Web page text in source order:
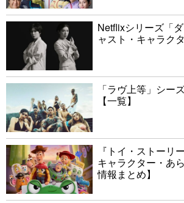
Netflixシリーズ「
ャスト・キャラク
「ラヴ上等」シー
【一覧】
『トイ・ストーリ
キャラクター・あ
情報まとめ】